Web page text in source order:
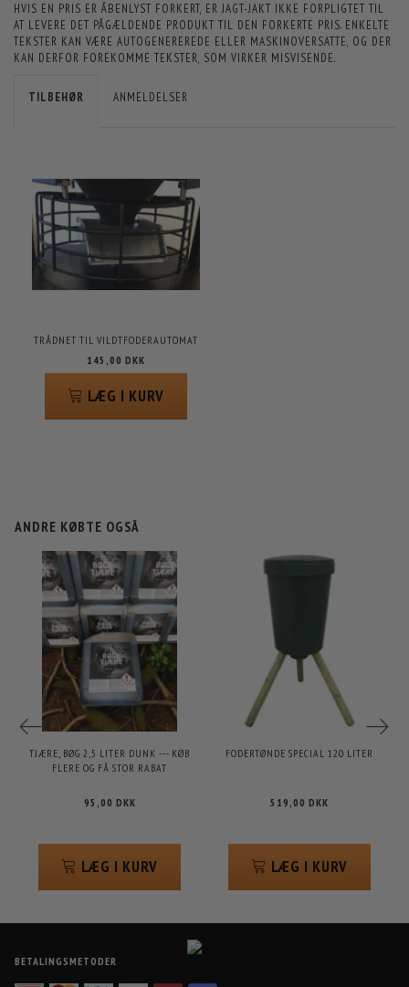
HVIS EN PRIS ER ÅBENLYST FORKERT, ER JAGT-JAKT IKKE FORPLIGTET TIL
AT LEVERE DET PÅGÆLDENDE PRODUKT TIL DEN FORKERTE PRIS. ENKELTE
TEKSTER KAN VÆRE AUTOGENEREREDE ELLER MASKINOVERSATTE, OG DER
KAN DERFOR FOREKOMME TEKSTER, SOM VIRKER MISVISENDE.
TILBEHØR ANMELDELSER
TRÅDNET TIL VILDTFODERAUTOMAT
145,00 DKK
LÆG I KURV
ANDRE KØBTE OGSÅ
TJÆRE, BØG 2,5 LITER DUNK --- KØB
FLERE OG FÅ STOR RABAT
95,00 DKK
LÆG I KURV
FODERTØNDE SPECIAL 120 LITER
519,00 DKK
LÆG I KURV
BETALINGSMETODER